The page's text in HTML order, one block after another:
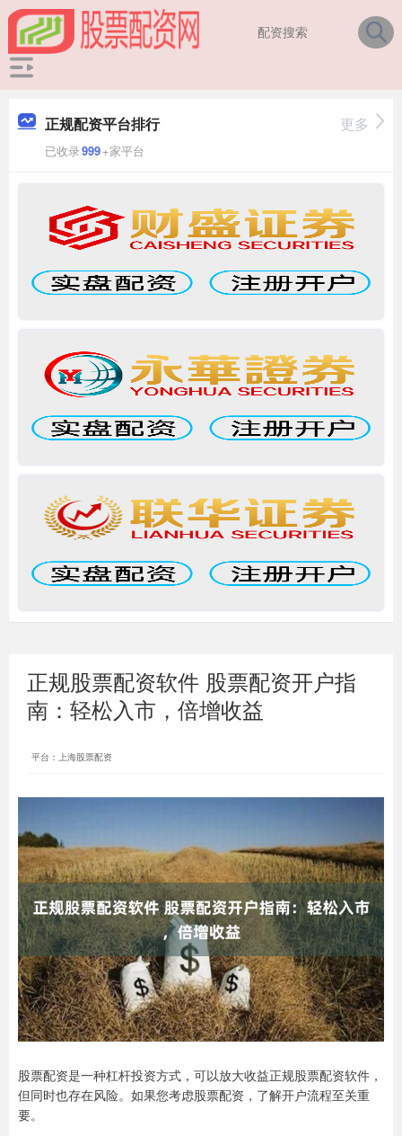
正规配资平台排行
已收录999+家平台
更多
正规股票配资软件 股票配资开户指
南：轻松入市，倍增收益
平台：上海股票配资
股票配资是一种杠杆投资方式，可以放大收益正规股票配资软件，
但同时也存在风险。如果您考虑股票配资，了解开户流程至关重
要。